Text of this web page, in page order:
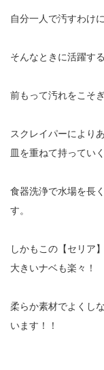
自分一人で汚すわけ
そんなときに活躍す
前もって汚れをこそ
スクレイパーにより
皿を重ねて持ってい
食器洗浄で水場を長
す。
しかもこの【セリア
大きいナベも楽々！
柔らか素材でよくし
います！！